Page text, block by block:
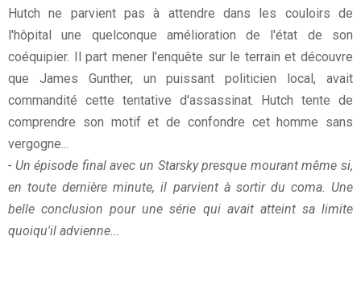
Hutch ne parvient pas à attendre dans les couloirs de
l'hôpital une quelconque amélioration de l'état de son
coéquipier. Il part mener l'enquête sur le terrain et découvre
que James Gunther, un puissant politicien local, avait
commandité cette tentative d'assassinat. Hutch tente de
comprendre son motif et de confondre cet homme sans
vergogne...
- Un épisode final avec un Starsky presque mourant même si,
en toute dernière minute, il parvient à sortir du coma. Une
belle conclusion pour une série qui avait atteint sa limite
quoiqu'il advienne...